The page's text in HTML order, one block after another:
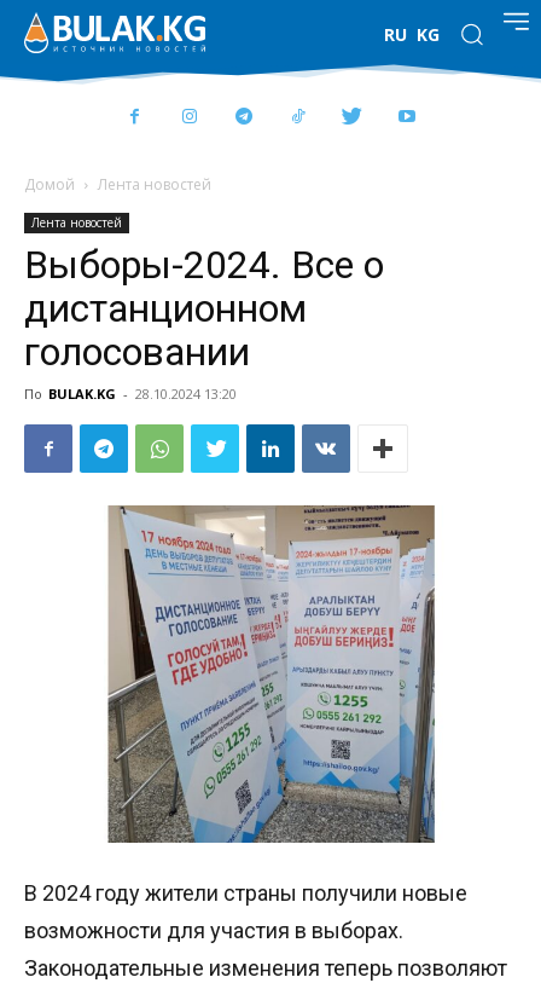
RU KG
Домой Лента новостей
Лента новостей
Выборы-2024. Все о
дистанционном
голосовании
По BULAK.KG - 28.10.2024 13:20
В 2024 году жители страны получили новые
возможности для участия в выборах.
Законодательные изменения теперь позволяют